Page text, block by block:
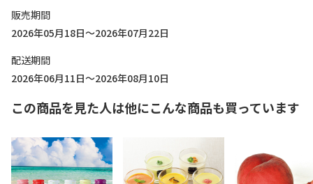
販売期間
2026年05月18日～2026年07月22日
配送期間
2026年06月11日～2026年08月10日
この商品を見た人は他にこんな商品も買っています